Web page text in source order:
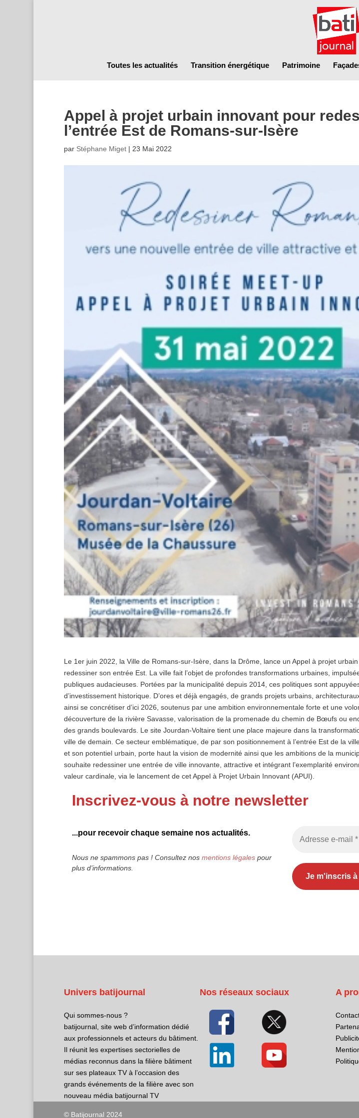
Toutes les actualités Transition énergétique Patrimoine
Appel à projet urbain innovant pour
l’entrée Est de Romans-sur-Isère
par Stéphane Miget| 23 Mai 2022
Le 1er juin 2022, la Ville de Romans-sur-Isère, dans la Drôme, lance un Appel à projet
redessiner son entrée Est. La ville fait l’objet de profondes transformations urbaines,
publiques audacieuses. Portées par la municipalité depuis 2014, ces politiques sont
d’investissement historique. D’ores et déjà engagés, de grands projets urbains,
ainsi se concrétiser d’ici 2026, soutenus par une ambition environnementale forte et une
découverture de la rivière Savasse, valorisation de la promenade du chemin de Bœufs ou
des grands boulevards. Le site Jourdan-Voltaire tient une place majeure dans la
ville de demain. Ce secteur emblématique, de par son positionnement à l’entrée Est de la
et son potentiel urbain, porte haut la vision de modernité ainsi que les ambitions de la
souhaite redessiner une entrée de ville innovante, attractive et intégrant l’exemplarité
valeur cardinale, via le lancement de cet Appel à Projet Urbain Innovant (APUI).
Inscrivez-vous à notre newsletter
...pour recevoir chaque semaine nos actualités.
Nous ne spammons pas ! Consultez nos mentions légalespour
plus d’informations.
Univers batijournal
Qui sommes-nous ?
batijournal, site web d’information dédié
aux professionnels et acteurs du bâtiment.
Il réunit les expertises sectorielles de
médias reconnus dans la filière bâtiment
sur ses plateaux TV à l’occasion des
grands événements de la filière avec son
nouveau média batijournal TV
Nos réseaux sociaux A
© Batijournal 2024